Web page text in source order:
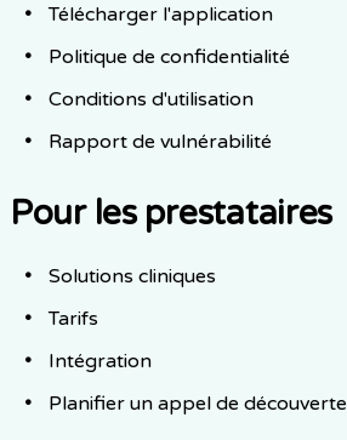
Télécharger l'application
Politique de confidentialité
Conditions d'utilisation
Rapport de vulnérabilité
Pour les prestataires
Solutions cliniques
Tarifs
Intégration
Planifier un appel de découverte